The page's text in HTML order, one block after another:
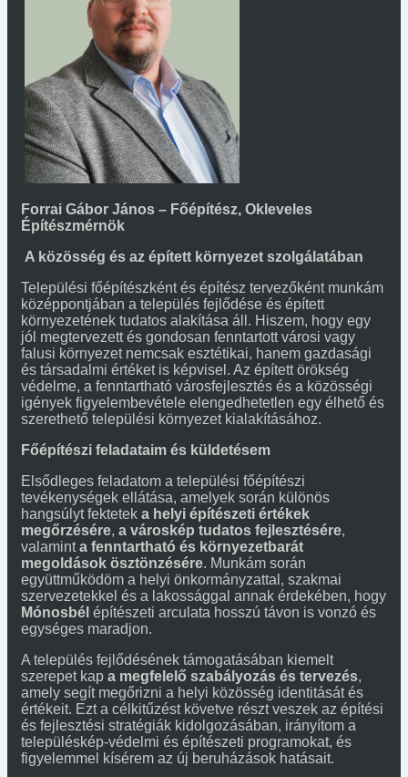
Forrai Gábor János – Főépítész, Okleveles
Építészmérnök
A közösség és az épített környezet szolgálatában
Települési főépítészként és építész tervezőként munkám
középpontjában a település fejlődése és épített
környezetének tudatos alakítása áll. Hiszem, hogy egy
jól megtervezett és gondosan fenntartott városi vagy
falusi környezet nemcsak esztétikai, hanem gazdasági
és társadalmi értéket is képvisel. Az épített örökség
védelme, a fenntartható városfejlesztés és a közösségi
igények figyelembevétele elengedhetetlen egy élhető és
szerethető települési környezet kialakításához.
Főépítészi feladataim és küldetésem
Elsődleges feladatom a települési főépítészi
tevékenységek ellátása, amelyek során különös
hangsúlyt fektetek a helyi építészeti értékek
megőrzésére, a városkép tudatos fejlesztésére,
valaminta fenntartható és környezetbarát
megoldások ösztönzésére. Munkám során
együttműködöm a helyi önkormányzattal, szakmai
szervezetekkel és a lakossággal annak érdekében, hogy
Mónosbél építészeti arculata hosszú távon is vonzó és
egységes maradjon.
A település fejlődésének támogatásában kiemelt
szerepet kap a megfelelő szabályozás és tervezés,
amely segít megőrizni a helyi közösség identitását és
értékeit. Ezt a célkitűzést követve részt veszek az építési
és fejlesztési stratégiák kidolgozásában, irányítom a
településkép-védelmi és építészeti programokat, és
figyelemmel kísérem az új beruházások hatásait.